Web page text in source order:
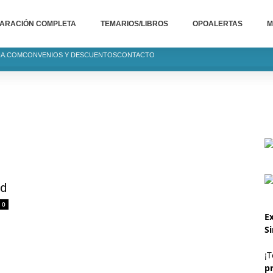
COMPLETA TEMARIOS/LIBROS OPOALERTAS
CONVENIOS Y DESCUENTOSCONTACTO
0